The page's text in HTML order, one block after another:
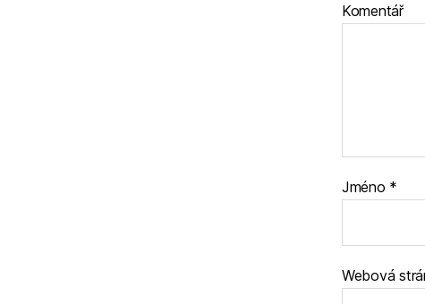
Komentář
Jméno *
Webová